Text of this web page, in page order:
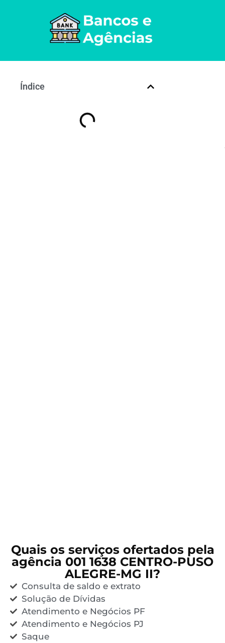
Índice
Quais os serviços ofertados pela
agência 001 1638 CENTRO-PUSO
ALEGRE-MG II?
Consulta de saldo e extrato
Solução de Dívidas
Atendimento e Negócios PF
Atendimento e Negócios PJ
Saque